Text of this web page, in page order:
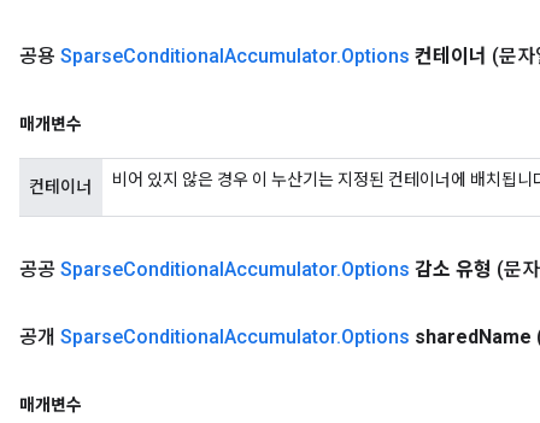
공용 SparseConditionalAccumulator.Options 컨테이너 (문자
매개변수
컨테이너 비어 있지 않은 경우 이 누산기는 지정된 컨테이너에 배치됩
공공 SparseConditionalAccumulator.Options 감소 유형 (문
공개 SparseConditionalAccumulator.Options sharedName
매개변수